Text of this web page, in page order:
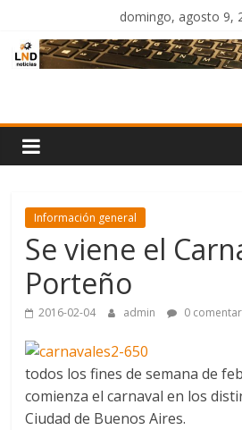
contenido
domingo, agosto 9,
Noticias
Información general
Se viene el
Porteño
2016-02-04 admin 0
todos los fines de semana de
comienza el carnaval en los
Ciudad de Buenos Aires.